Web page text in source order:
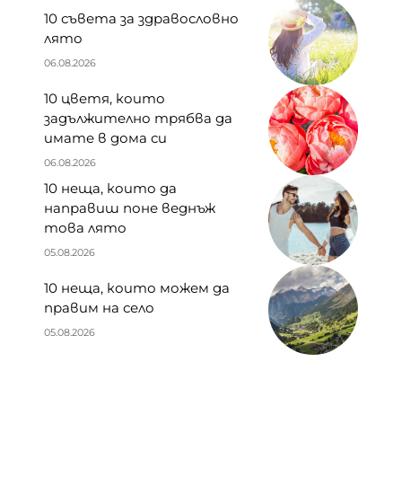
10 съвета за здравословно
лято
06.08.2026
10 цветя, които
задължително трябва да
имате в дома си
06.08.2026
10 неща, които да
направиш поне веднъж
това лято
05.08.2026
10 неща, които можем да
правим на село
05.08.2026